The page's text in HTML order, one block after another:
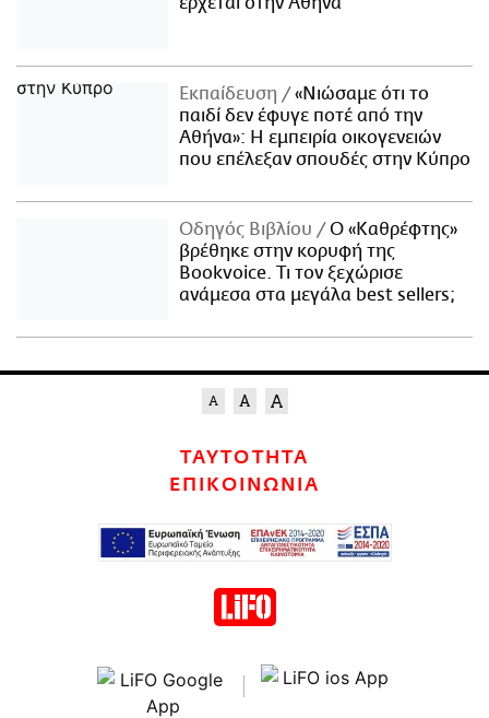
Εκπαίδευση
«Νιώσαμε ότι το
παιδί δεν έφυγε ποτέ από την
Αθήνα»: Η εμπειρία οικογενειών
που επέλεξαν σπουδές στην Κύπρο
Οδηγός Βιβλίου
Ο «Καθρέφτης»
βρέθηκε στην κορυφή της
Bookvoice. Τι τον ξεχώρισε
ανάμεσα στα μεγάλα best sellers;
ΤΑΥΤΟΤΗΤΑ
ΕΠΙΚΟΙΝΩΝΙΑ